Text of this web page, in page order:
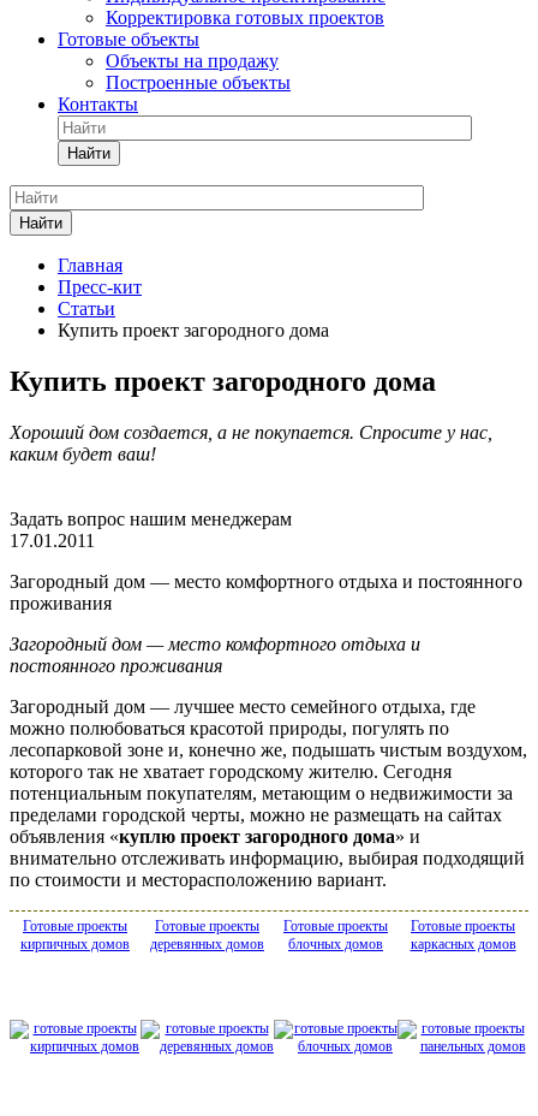
Корректировка готовых проектов
Готовые объекты
Объекты на продажу
Построенные объекты
Контакты
Найти
Найти
Главная
Пресс-кит
Статьи
Купить проект загородного дома
Купить проект загородного дома
Хороший дом создается, а не покупается. Спросите у нас,
каким будет ваш!
Задать вопрос нашим менеджерам
17.01.2011
Загородный дом — место комфортного отдыха и постоянного
проживания
Загородный дом — место комфортного отдыха и
постоянного проживания
Загородный дом — лучшее место семейного отдыха, где
можно полюбоваться красотой природы, погулять по
лесопарковой зоне и, конечно же, подышать чистым воздухом,
которого так не хватает городскому жителю. Сегодня
потенциальным покупателям, метающим о недвижимости за
пределами городской черты, можно не размещать на сайтах
объявления «куплю проект загородного дома» и
внимательно отслеживать информацию, выбирая подходящий
по стоимости и месторасположению вариант.
Готовые проекты
кирпичных домов
Готовые проекты
деревянных домов
Готовые проекты
блочных домов
Готовые проекты
каркасных домов